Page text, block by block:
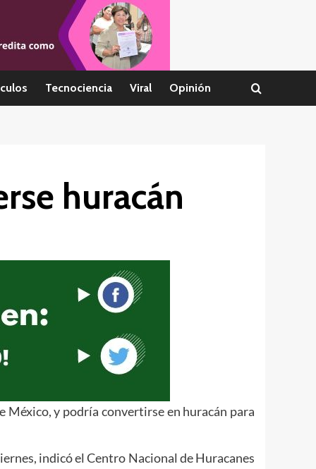
Tecnociencia Viral Opinión
huracán
México, y podría convertirse en huracán para
indicó el Centro Nacional de Huracanes